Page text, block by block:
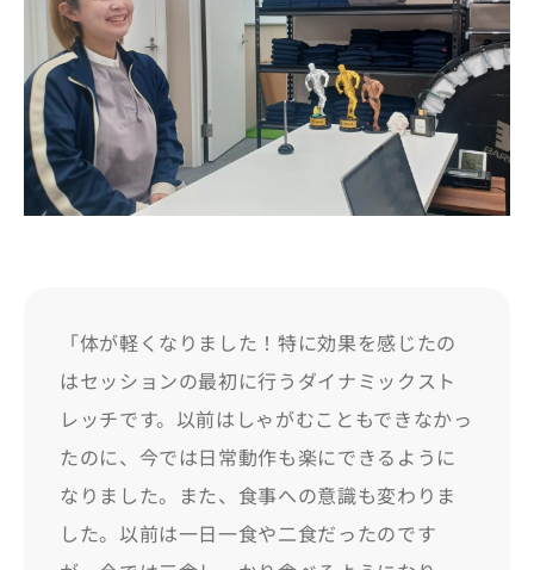
「体が軽くなりました！特に効果を感じたの
はセッションの最初に行うダイナミックスト
レッチです。以前はしゃがむこともできなかっ
たのに、今では日常動作も楽にできるように
なりました。また、食事への意識も変わりま
した。以前は一日一食や二食だったのです